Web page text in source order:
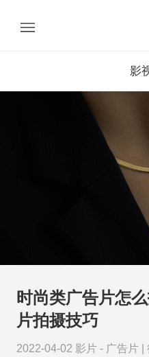
影
时尚类广告片怎
片拍摄技巧
2022-04-02 影片 - 广告片